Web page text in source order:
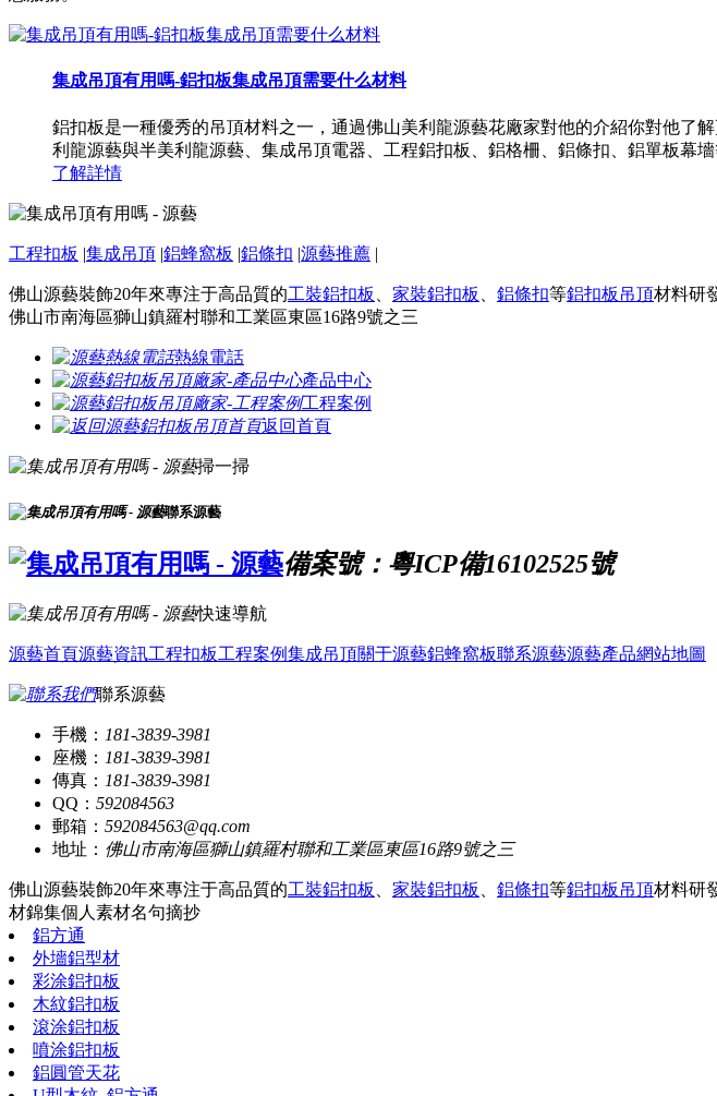
集成吊頂有用嗎-鋁扣板集成吊頂需要什么材料
鋁扣板是一種優秀的吊頂材料之一，通過佛山美利龍源藝花廠家對他的介紹你對他了
利龍源藝與半美利龍源藝、集成吊頂電器、工程鋁扣板、鋁格柵、鋁條扣、鋁單板幕
了解詳情
工程扣板 |集成吊頂 |鋁蜂窩板 |鋁條扣 |源藝推薦 |
佛山源藝裝飾20年來專注于高品質的工裝鋁扣板 家裝鋁扣板 鋁條扣等鋁扣板吊頂材料研
佛山市南海區獅山鎮羅村聯和工業區東區16路9號之三
熱線電話
產品中心
工程案例
返回首頁
掃一掃
聯系源藝
備案號：粵ICP備16102525號
快速導航
源藝首頁源藝資訊工程扣板工程案例集成吊頂關于源藝鋁蜂窩板聯系源藝源藝產品網站地圖
聯系源藝
手機： 181-3839-3981
座機： 181-3839-3981
傳真： 181-3839-3981
QQ： 592084563
郵箱： 592084563@qq.com
地址： 佛山市南海區獅山鎮羅村聯和工業區東區16路9號之三
佛山源藝裝飾20年來專注于高品質的工裝鋁扣板 家裝鋁扣板 鋁條扣等鋁扣板吊頂材料研
材錦集個人素材名句摘抄
鋁方通
外墻鋁型材
彩涂鋁扣板
木紋鋁扣板
滾涂鋁扣板
噴涂鋁扣板
鋁圓管天花